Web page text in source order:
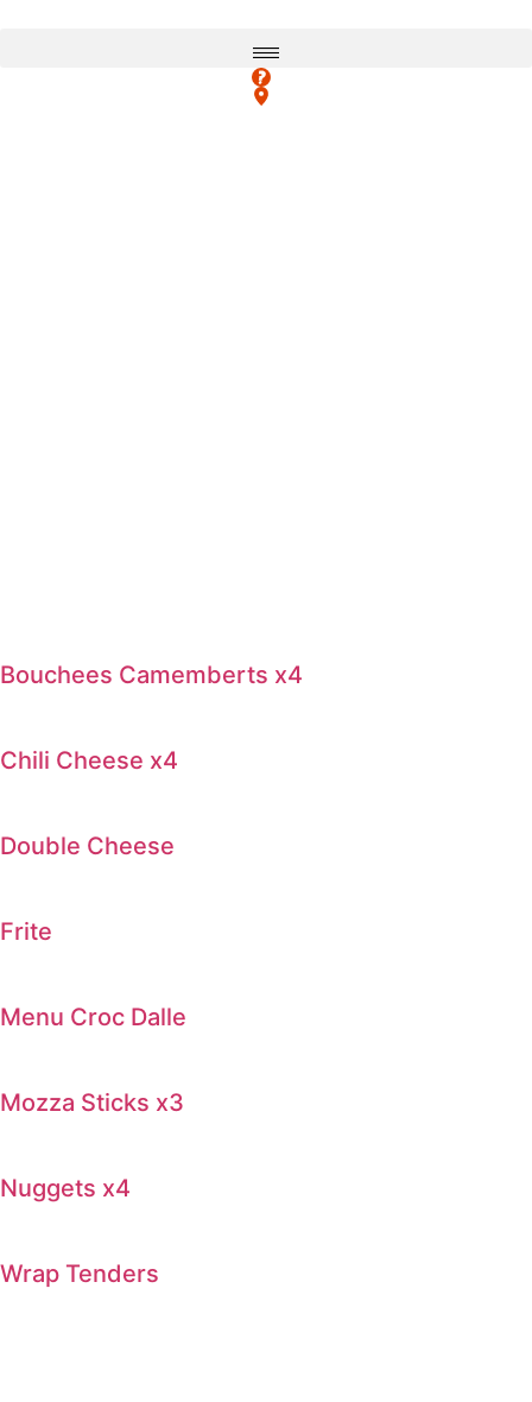
Bouchees Camemberts x4
Chili Cheese x4
Double Cheese
Frite
Menu Croc Dalle
Mozza Sticks x3
Nuggets x4
Wrap Tenders